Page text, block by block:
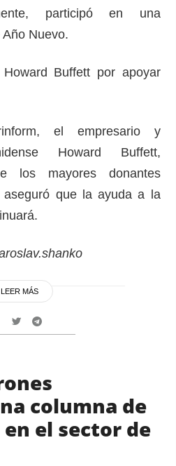
participó en una
Nuevo.
Buffett por apoyar
el empresario y
Howard Buffett,
los mayores donantes
aseguró que la ayuda a la
LEER MÁS
columna de
el sector de